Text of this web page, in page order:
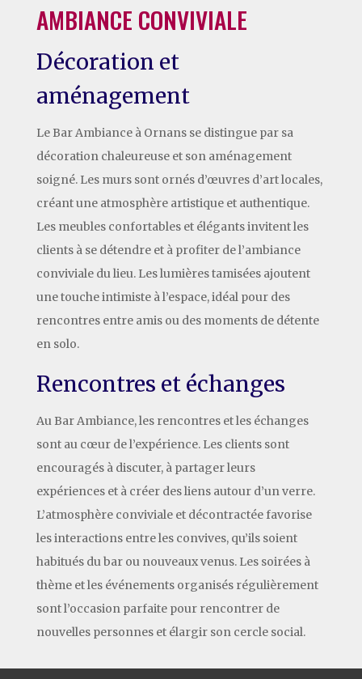
AMBIANCE CONVIVIALE
Décoration et
aménagement
Le Bar Ambiance à Ornans se distingue par sa
décoration chaleureuse et son aménagement
soigné. Les murs sont ornés d’œuvres d’art locales,
créant une atmosphère artistique et authentique.
Les meubles confortables et élégants invitent les
clients à se détendre et à profiter de l’ambiance
conviviale du lieu. Les lumières tamisées ajoutent
une touche intimiste à l’espace, idéal pour des
rencontres entre amis ou des moments de détente
en solo.
Rencontres et échanges
Au Bar Ambiance, les rencontres et les échanges
sont au cœur de l’expérience. Les clients sont
encouragés à discuter, à partager leurs
expériences et à créer des liens autour d’un verre.
L’atmosphère conviviale et décontractée favorise
les interactions entre les convives, qu’ils soient
habitués du bar ou nouveaux venus. Les soirées à
thème et les événements organisés régulièrement
sont l’occasion parfaite pour rencontrer de
nouvelles personnes et élargir son cercle social.